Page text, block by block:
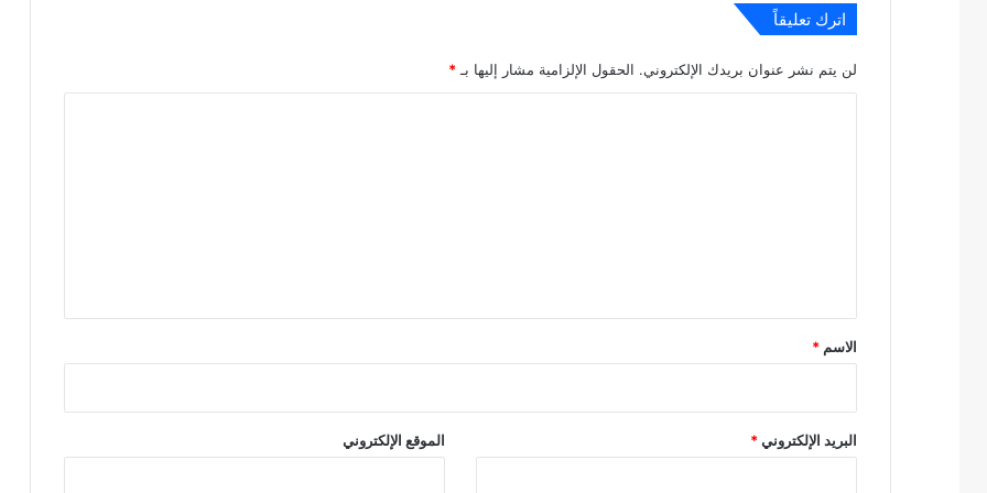
اترك تعليقاً
لن يتم نشر عنوان بريدك الإلكتروني. الحقول الإلزامية مشار إليها بـ *
*
الاسم *
البريد الإلكتروني* الموقع الإلكتروني